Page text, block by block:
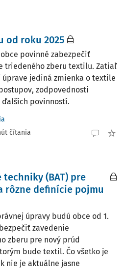
od roku 2025
povinné zabezpečiť
triedeného zberu textilu. Zatiaľ
jediná zmienka o textile
zodpovednosti
povinností.
čítania
(BAT) pre
rôzne definície pojmu
úpravy budú obce od 1.
zavedenie
zberu pre nový prúd
bude textil. Čo všetko je
nie je aktuálne jasne